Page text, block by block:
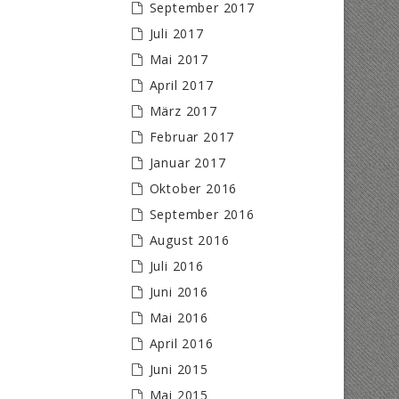
September 2017
Juli 2017
Mai 2017
April 2017
März 2017
Februar 2017
Januar 2017
Oktober 2016
September 2016
August 2016
Juli 2016
Juni 2016
Mai 2016
April 2016
Juni 2015
Mai 2015